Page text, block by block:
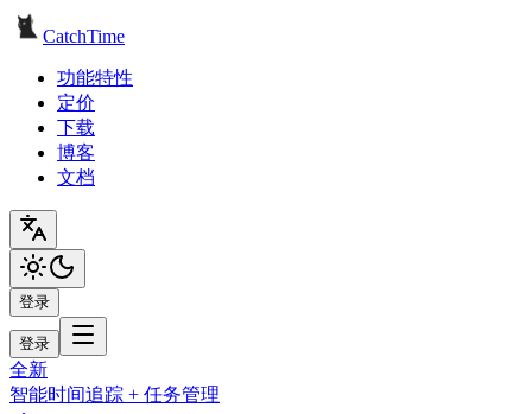
CatchTime
功能特性
定价
下载
博客
文档
登录
登录
全新
智能时间追踪 + 任务管理